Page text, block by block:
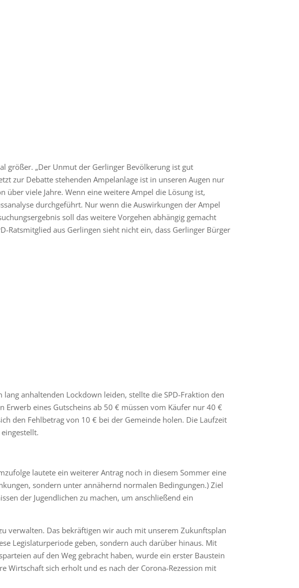
größer. „Der Unmut der Gerlinger Bevölkerung ist gut
zur Debatte stehenden Ampelanlage ist in unseren Augen nur
viele Jahre. Wenn eine weitere Ampel die Lösung ist,
durchgeführt. Nur wenn die Auswirkungen der Ampel
soll das weitere Vorgehen abhängig gemacht
Ratsmitglied aus Gerlingen sieht nicht ein, dass Gerlinger Bürger
anhaltenden Lockdown leiden, stellte die SPD-Fraktion den
Erwerb eines Gutscheins ab 50 € müssen vom Käufer nur 40 €
den Fehlbetrag von 10 € bei der Gemeinde holen. Die Laufzeit
lautete ein weiterer Antrag noch in diesem Sommer eine
sondern unter annähernd normalen Bedingungen.) Ziel
der Jugendlichen zu machen, um anschließend ein
verwalten. Das bekräftigen wir auch mit unserem Zukunftsplan
Legislaturperiode geben, sondern auch darüber hinaus. Mit
auf den Weg gebracht haben, wurde ein erster Baustein
Wirtschaft sich erholt und es nach der Corona-Rezession mit